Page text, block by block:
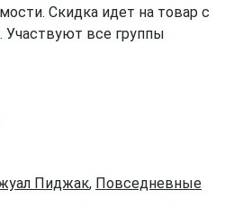
Скидка идет на товар с
все группы
Пиджак, Повседневные